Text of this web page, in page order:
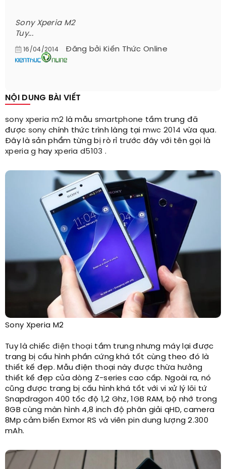
Sony Xperia M2
​Tuy...
16/04/2014 Đăng bởi Kiến Thức Online
NỘI DUNG BÀI VIẾT
sony xperia m2 là mẫu smartphone tầm trung đã
được sony chính thức trình làng tại mwc 2014 vừa qua.
Đây là sản phẩm từng bị rò rỉ trước đây với tên gọi là
xperia g hay xperia d5103 .
Sony Xperia M2
Tuy là chiếc điện thoạitầm trung nhưng máy lại được
trang bị cấu hình phần cứng khá tốt cùng theo đó là
thiết kế đẹp. Mẫu điện thoại này được thừa hưởng
thiết kế đẹp của dòng Z-series cao cấp. Ngoài ra, nó
cũng được trang bị cấu hình khá tốt với vi xử lý lõi tứ
Snapdragon 400 tốc độ 1,2 Ghz, 1GB RAM, bộ nhớ trong
8GB cùng màn hình 4,8 inch độ phân giải qHD, camera
8Mp cảm biến Exmor RS và viên pin dung lượng 2.300
mAh.